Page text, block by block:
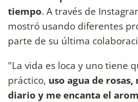
tiempo. A través de
mostró usando diferentes
parte de su última
"La vida es loca y uno tiene
práctico, uso agua de
diario y me encanta el